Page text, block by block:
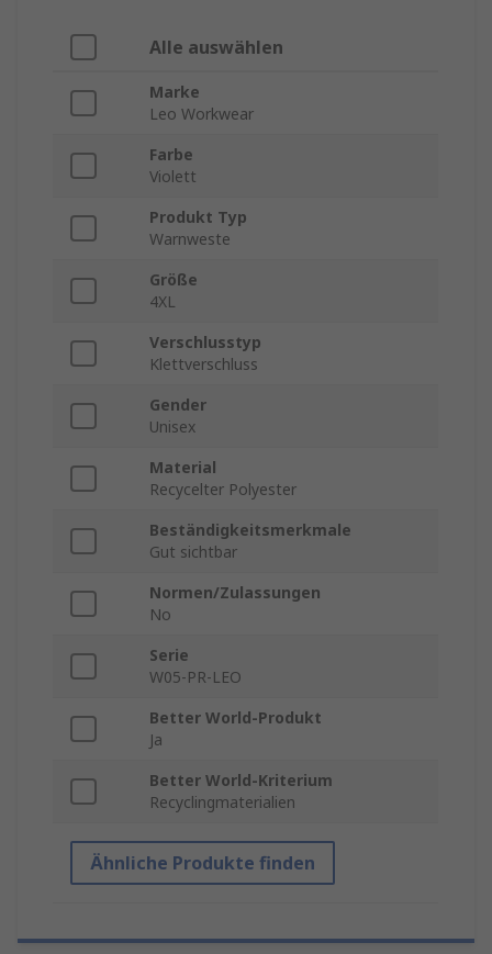
Alle auswählen
Marke
Leo Workwear
Farbe
Violett
Produkt Typ
Warnweste
Größe
4XL
Verschlusstyp
Klettverschluss
Gender
Unisex
Material
Recycelter Polyester
Beständigkeitsmerkmale
Gut sichtbar
Normen/Zulassungen
No
Serie
W05-PR-LEO
Better World-Produkt
Ja
Better World-Kriterium
Recyclingmaterialien
Ähnliche Produkte finden